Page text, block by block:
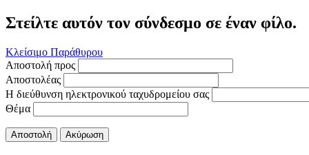
Στείλτε αυτόν τον σύνδεσμο σε έναν φίλο.
Κλείσιμο Παράθυρου
Αποστολή προς
Αποστολέας
Η διεύθυνση ηλεκτρονικού ταχυδρομείου σας
Θέμα
Αποστολή Ακύρωση